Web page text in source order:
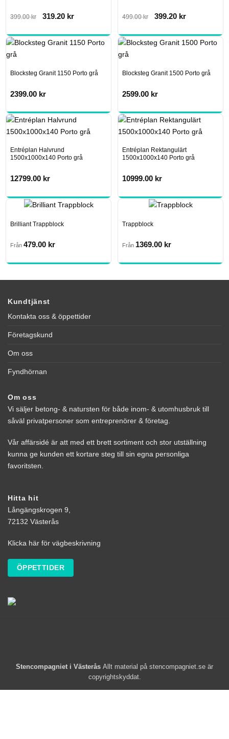
399.00kr
Det
var:
399.00 kr.
319.20 krDet
är:
499.00kr
Det
var:
499.00 kr.
399.20 krDet
är:
Blocksteg Granit 1150 Porto grå
2399.00 kr
Blocksteg Granit 1500 Porto grå
2599.00 kr
Entréplan Halvrund
1500x1000x140 Porto grå
12799.00 kr
Entréplan Rektangulärt
1500x1000x140 Porto grå
10999.00 kr
Brilliant Trappblock
Från 479.00 kr
Trappblock
Från 1369.00 kr
Kundtjänst
Kontakta oss & öppettider
Företagskund
Om oss
Fyndhörnan
Om oss
Vi säljer betong- & natursten för både inom- & utomhusbruk till
såväl privatpersoner som entreprenörer & företag.
Vår affärsidé är att med ett brett sortiment och stor utställning
kunna ge kunden ett kortare steg till sin egna personliga
favoritsten.
Hitta hit
Långängskrogen 9,
72132 Västerås
Klicka här för vägbeskrivning
ÖPPETTIDER
Stencompagniet i Västerås Allt material på stencompagniet.se är
copyrightskyddat.